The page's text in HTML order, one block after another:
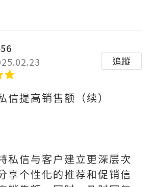
追蹤
信提高销售额（续）
私信与客户建立更深层次
享个性化的推荐和促销信